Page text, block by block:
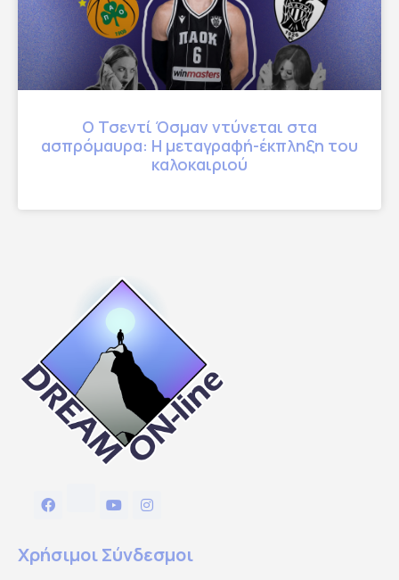
Ο Τσεντί Όσμαν ντύνεται στα
ασπρόμαυρα: Η μεταγραφή-έκπληξη του
καλοκαιριού
Χρήσιμοι Σύνδεσμοι